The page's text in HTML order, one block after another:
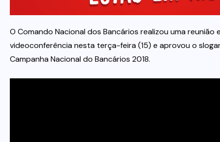
Financeiras e Cooperativas
O Comando Nacional dos Bancários realizou uma reunião
videoconferência nesta terça-feira (15) e aprovou o
Campanha Nacional do Bancários 2018.